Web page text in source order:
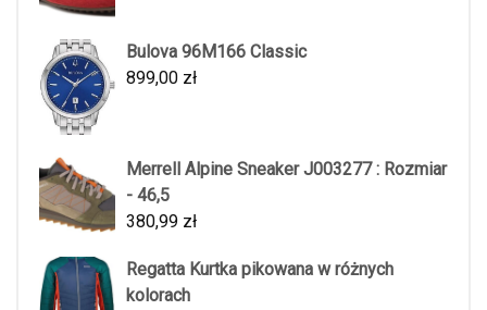
Bulova 96M166 Classic
899,00 zł
Merrell Alpine Sneaker J003277 : Rozmiar
- 46,5
380,99 zł
Regatta Kurtka pikowana w różnych
kolorach